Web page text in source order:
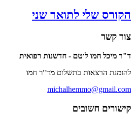
שלי לתואר שני
חמו לוטם - חדשנות רפואית
הרצאות בתשלום מד"ר חמו
חשובים